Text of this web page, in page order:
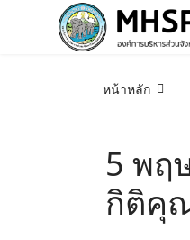
หน้าหลัก
5 พฤ
กิติคุ